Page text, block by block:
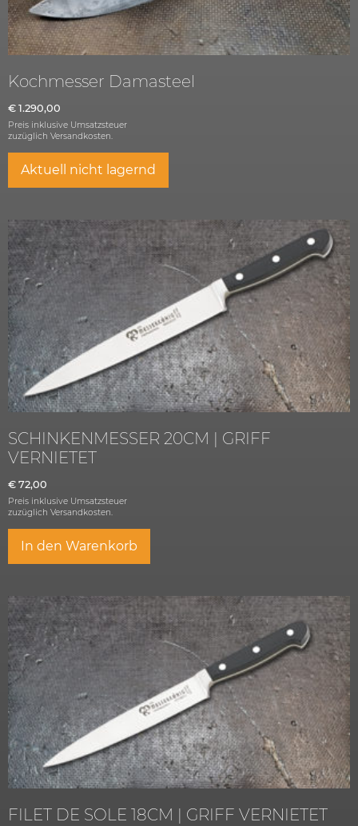
Kochmesser Damasteel
€ 1.290,00
Preis inklusive Umsatzsteuer
zuzüglich Versandkosten.
Aktuell nicht lagernd
SCHINKENMESSER 20CM | GRIFF
VERNIETET
€ 72,00
Preis inklusive Umsatzsteuer
zuzüglich Versandkosten.
In den Warenkorb
FILET DE SOLE 18CM | GRIFF VERNIETET